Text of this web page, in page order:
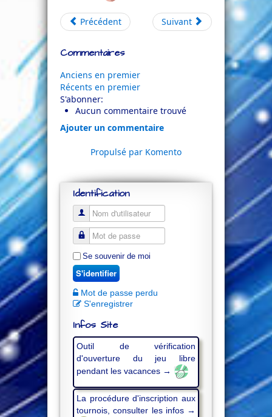
Précédent Suivant
Commentaires
Anciens en premier
Récents en premier
S'abonner:
Aucun commentaire trouvé
Ajouter un commentaire
Propulsé par Komento
Identification
Se souvenir de moi
S'identifier
Mot de passe perdu
S'enregistrer
Infos Site
Outil de vérification
d'ouverture du jeu libre
pendant les vacances →
La procédure d'inscription aux
tournois, consulter les infos →